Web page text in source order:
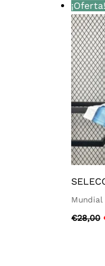
¡Oferta!
Mundial
€28,00